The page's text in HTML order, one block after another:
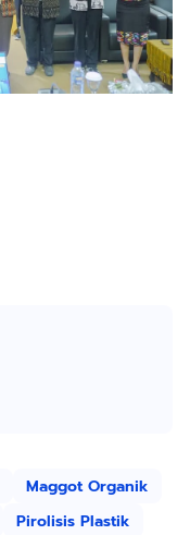
Maggot Organik
Pirolisis Plastik